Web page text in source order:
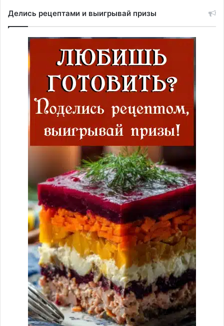
Делись рецептами и выигрывай призы